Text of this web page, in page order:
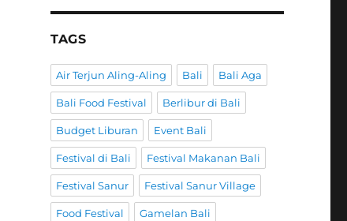
TAGS
Air Terjun Aling-Aling Bali Bali Aga
Bali Food Festival Berlibur di Bali
Budget Liburan Event Bali
Festival di Bali Festival Makanan Bali
Festival Sanur Festival Sanur Village
Food Festival Gamelan Bali